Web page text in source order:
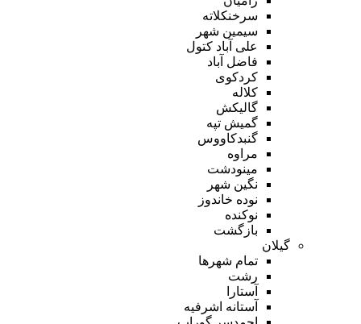
سرخنکلاته
سیمین شهر
علی آباد کتول
فاضل آباد
کردکوی
کلاله
گالیکش
گمیش تپه
گنبدکاووس
مراوه
مینودشت
نگین شهر
نوده خاندوز
نوکنده
بازگشت
گیلان
تمام شهر‌ها
رشت
آستارا
آستانه اشرفیه